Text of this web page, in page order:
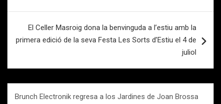
El Celler Masroig dona la benvinguda a l’estiu amb la
primera edició de la seva Festa Les Sorts d’Estiu el 4 de
juliol
Brunch Electronik regresa a los Jardines de Joan Brossa